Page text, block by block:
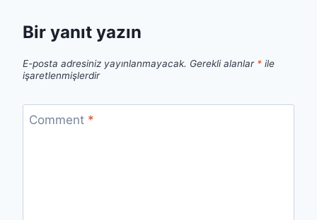
Bir yanıt yazın
E-posta adresiniz yayınlanmayacak. Gerekli alanlar * ile
işaretlenmişlerdir
Comment *